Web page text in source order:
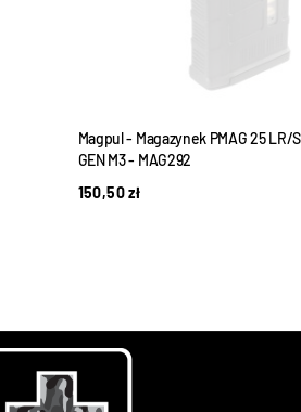
Magpul - Magazynek PMAG 25 LR/
GEN M3 - MAG292
150,50zł